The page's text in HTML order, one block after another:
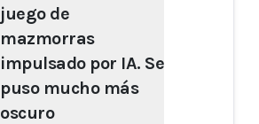
juego de
mazmorras
impulsado por IA. Se
puso mucho más
oscuro